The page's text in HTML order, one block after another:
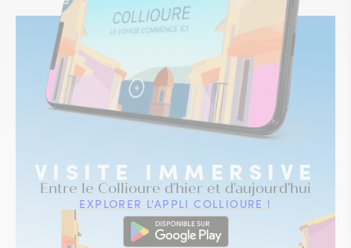
VISITE IMMERSIVE
Entre le Collioure d'hier et d'aujourd'hui
EXPLORER L'APPLI COLLIOURE !